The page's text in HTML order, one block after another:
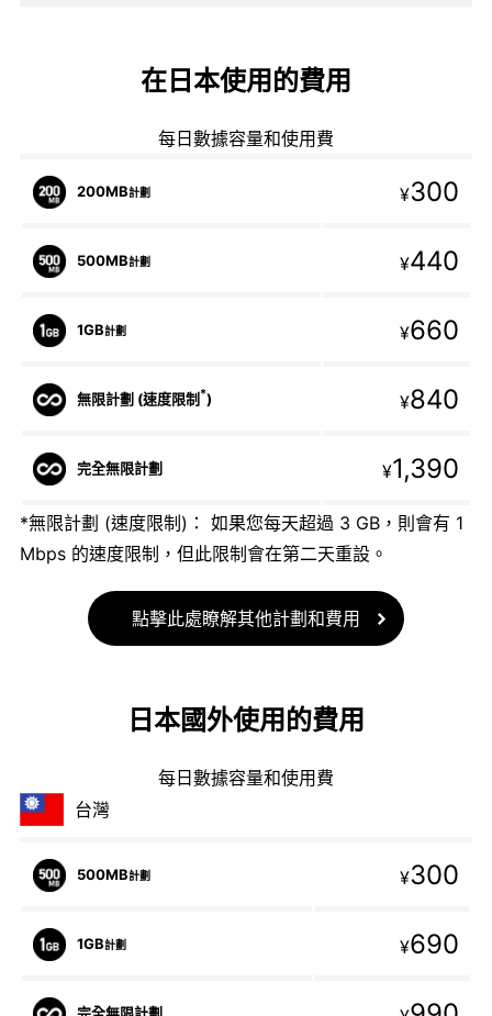
在日本使用的費用
每日數據容量和使用費
200MB計劃 ¥300
500MB計劃 ¥440
1GB計劃 ¥660
無限計劃 (速度限制 *) ¥840
完全無限計劃 ¥1,390
*無限計劃 (速度限制)： 如果您每天超過 3 GB，則會有 1
Mbps 的速度限制，但此限制會在第二天重設。
點擊此處瞭解其他計劃和費用
日本國外使用的費用
每日數據容量和使用費
台灣
500MB計劃 ¥300
1GB計劃 ¥690